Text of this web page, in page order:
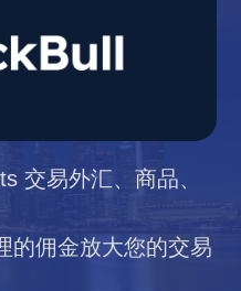
交易外汇、商品、
的佣金放大您的交易